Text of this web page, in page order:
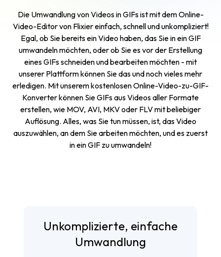
Die Umwandlung von Videos in GIFs ist mit dem Online-
Video-Editor von Flixier einfach, schnell und unkompliziert!
Egal, ob Sie bereits ein Video haben, das Sie in ein GIF
umwandeln möchten, oder ob Sie es vor der Erstellung
eines GIFs schneiden und bearbeiten möchten - mit
unserer Plattform können Sie das und noch vieles mehr
erledigen. Mit unserem kostenlosen Online-Video-zu-GIF-
Konverter können Sie GIFs aus Videos aller Formate
erstellen, wie MOV, AVI, MKV oder FLV mit beliebiger
Auflösung. Alles, was Sie tun müssen, ist, das Video
auszuwählen, an dem Sie arbeiten möchten, und es zuerst
in ein GIF zu umwandeln!
Unkomplizierte, einfache
Umwandlung